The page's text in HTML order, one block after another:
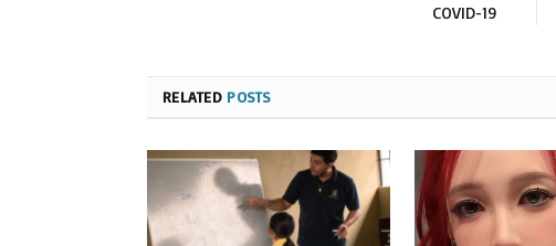
COVID-19
RELATED POSTS